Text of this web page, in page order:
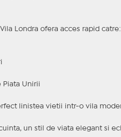
Londra ofera acces rapid catre:
Unirii
linistea vietii intr-o vila
un stil de viata elegant si